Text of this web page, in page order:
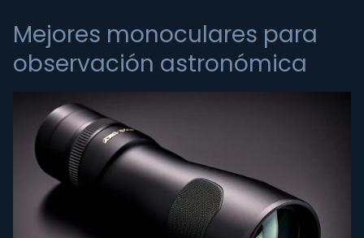
Mejores monoculares para
observación astronómica